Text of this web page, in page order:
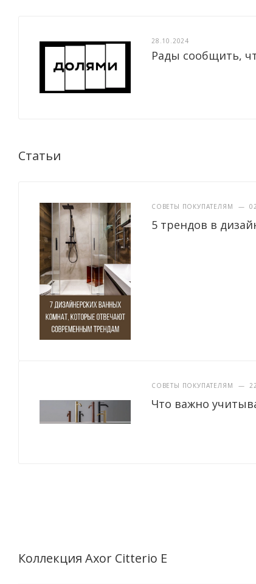
28.10.2024
Рады сообщить,
Статьи
СОВЕТЫ ПОКУПАТЕЛЯМ —
5 трендов в
СОВЕТЫ ПОКУПАТЕЛЯМ —
Что важно
Коллекция Axor Citterio E